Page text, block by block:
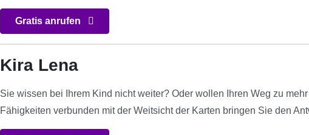
Gratis anrufen
Kira Lena
Sie wissen bei Ihrem Kind nicht weiter? Oder wollen Ihren Weg zu
Fähigkeiten verbunden mit der Weitsicht der Karten bringen Sie den